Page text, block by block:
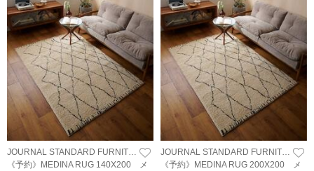
JOURNAL STANDARD FURNITURE
《予約》MEDINA RUG 140X200 メ
JOURNAL STANDARD FURNITURE
《予約》MEDINA RUG 200X200 メ